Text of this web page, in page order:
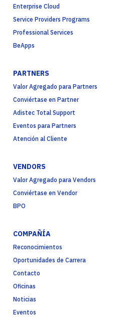
Enterprise Cloud
Service Providers Programs
Professional Services
BeApps
PARTNERS
Valor Agregado para Partners
Conviértase en Partner
Adistec Total Support
Eventos para Partners
Atención al Cliente
VENDORS
Valor Agregado para Vendors
Conviértase en Vendor
BPO
COMPAÑÍA
Reconocimientos
Oportunidades de Carrera
Contacto
Oficinas
Noticias
Eventos